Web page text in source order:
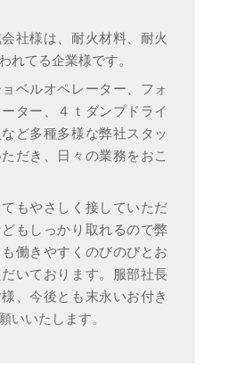
社様は、耐火材料、耐火
れてる企業様です。
ベルオペレーター、フォ
ター、４ｔダンプドライ
ど多種多様な弊社スタッ
だき、日々の業務をおこ
もやさしく接していただ
もしっかり取れるので弊
働きやすくのびのびとお
いております。服部社長
、今後とも末永いお付き
いいたします。